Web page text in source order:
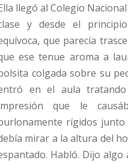
llegó al Colegio
y desde el
que parecía
ese tenue aroma a
colgada sobre su
en el aula tratando
que le
rígidos junto
mirar a la altura del
Habló. Dijo algo